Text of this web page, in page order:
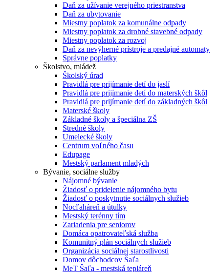
Daň za užívanie verejného priestranstva
Daň za ubytovanie
Miestny poplatok za komunálne odpady
Miestny poplatok za drobné stavebné odpady
Miestny poplatok za rozvoj
Daň za nevýherné prístroje a predajné automaty
Správne poplatky
Školstvo, mládež
Školský úrad
Pravidlá pre prijímanie detí do jaslí
Pravidlá pre prijímanie detí do materských škôl
Pravidlá pre prijímanie detí do základných škôl
Materské školy
Základné školy a špeciálna ZŠ
Stredné školy
Umelecké školy
Centrum voľného času
Edupage
Mestský parlament mladých
Bývanie, sociálne služby
Nájomné bývanie
Žiadosť o pridelenie nájomného bytu
Žiadosť o poskytnutie sociálnych služieb
Nocľaháreň a útulky
Mestský terénny tím
Zariadenia pre seniorov
Domáca opatrovateľská služba
Komunitný plán sociálnych služieb
Organizácia sociálnej starostlivosti
Domov dôchodcov Šaľa
MeT Šaľa - mestská tepláreň